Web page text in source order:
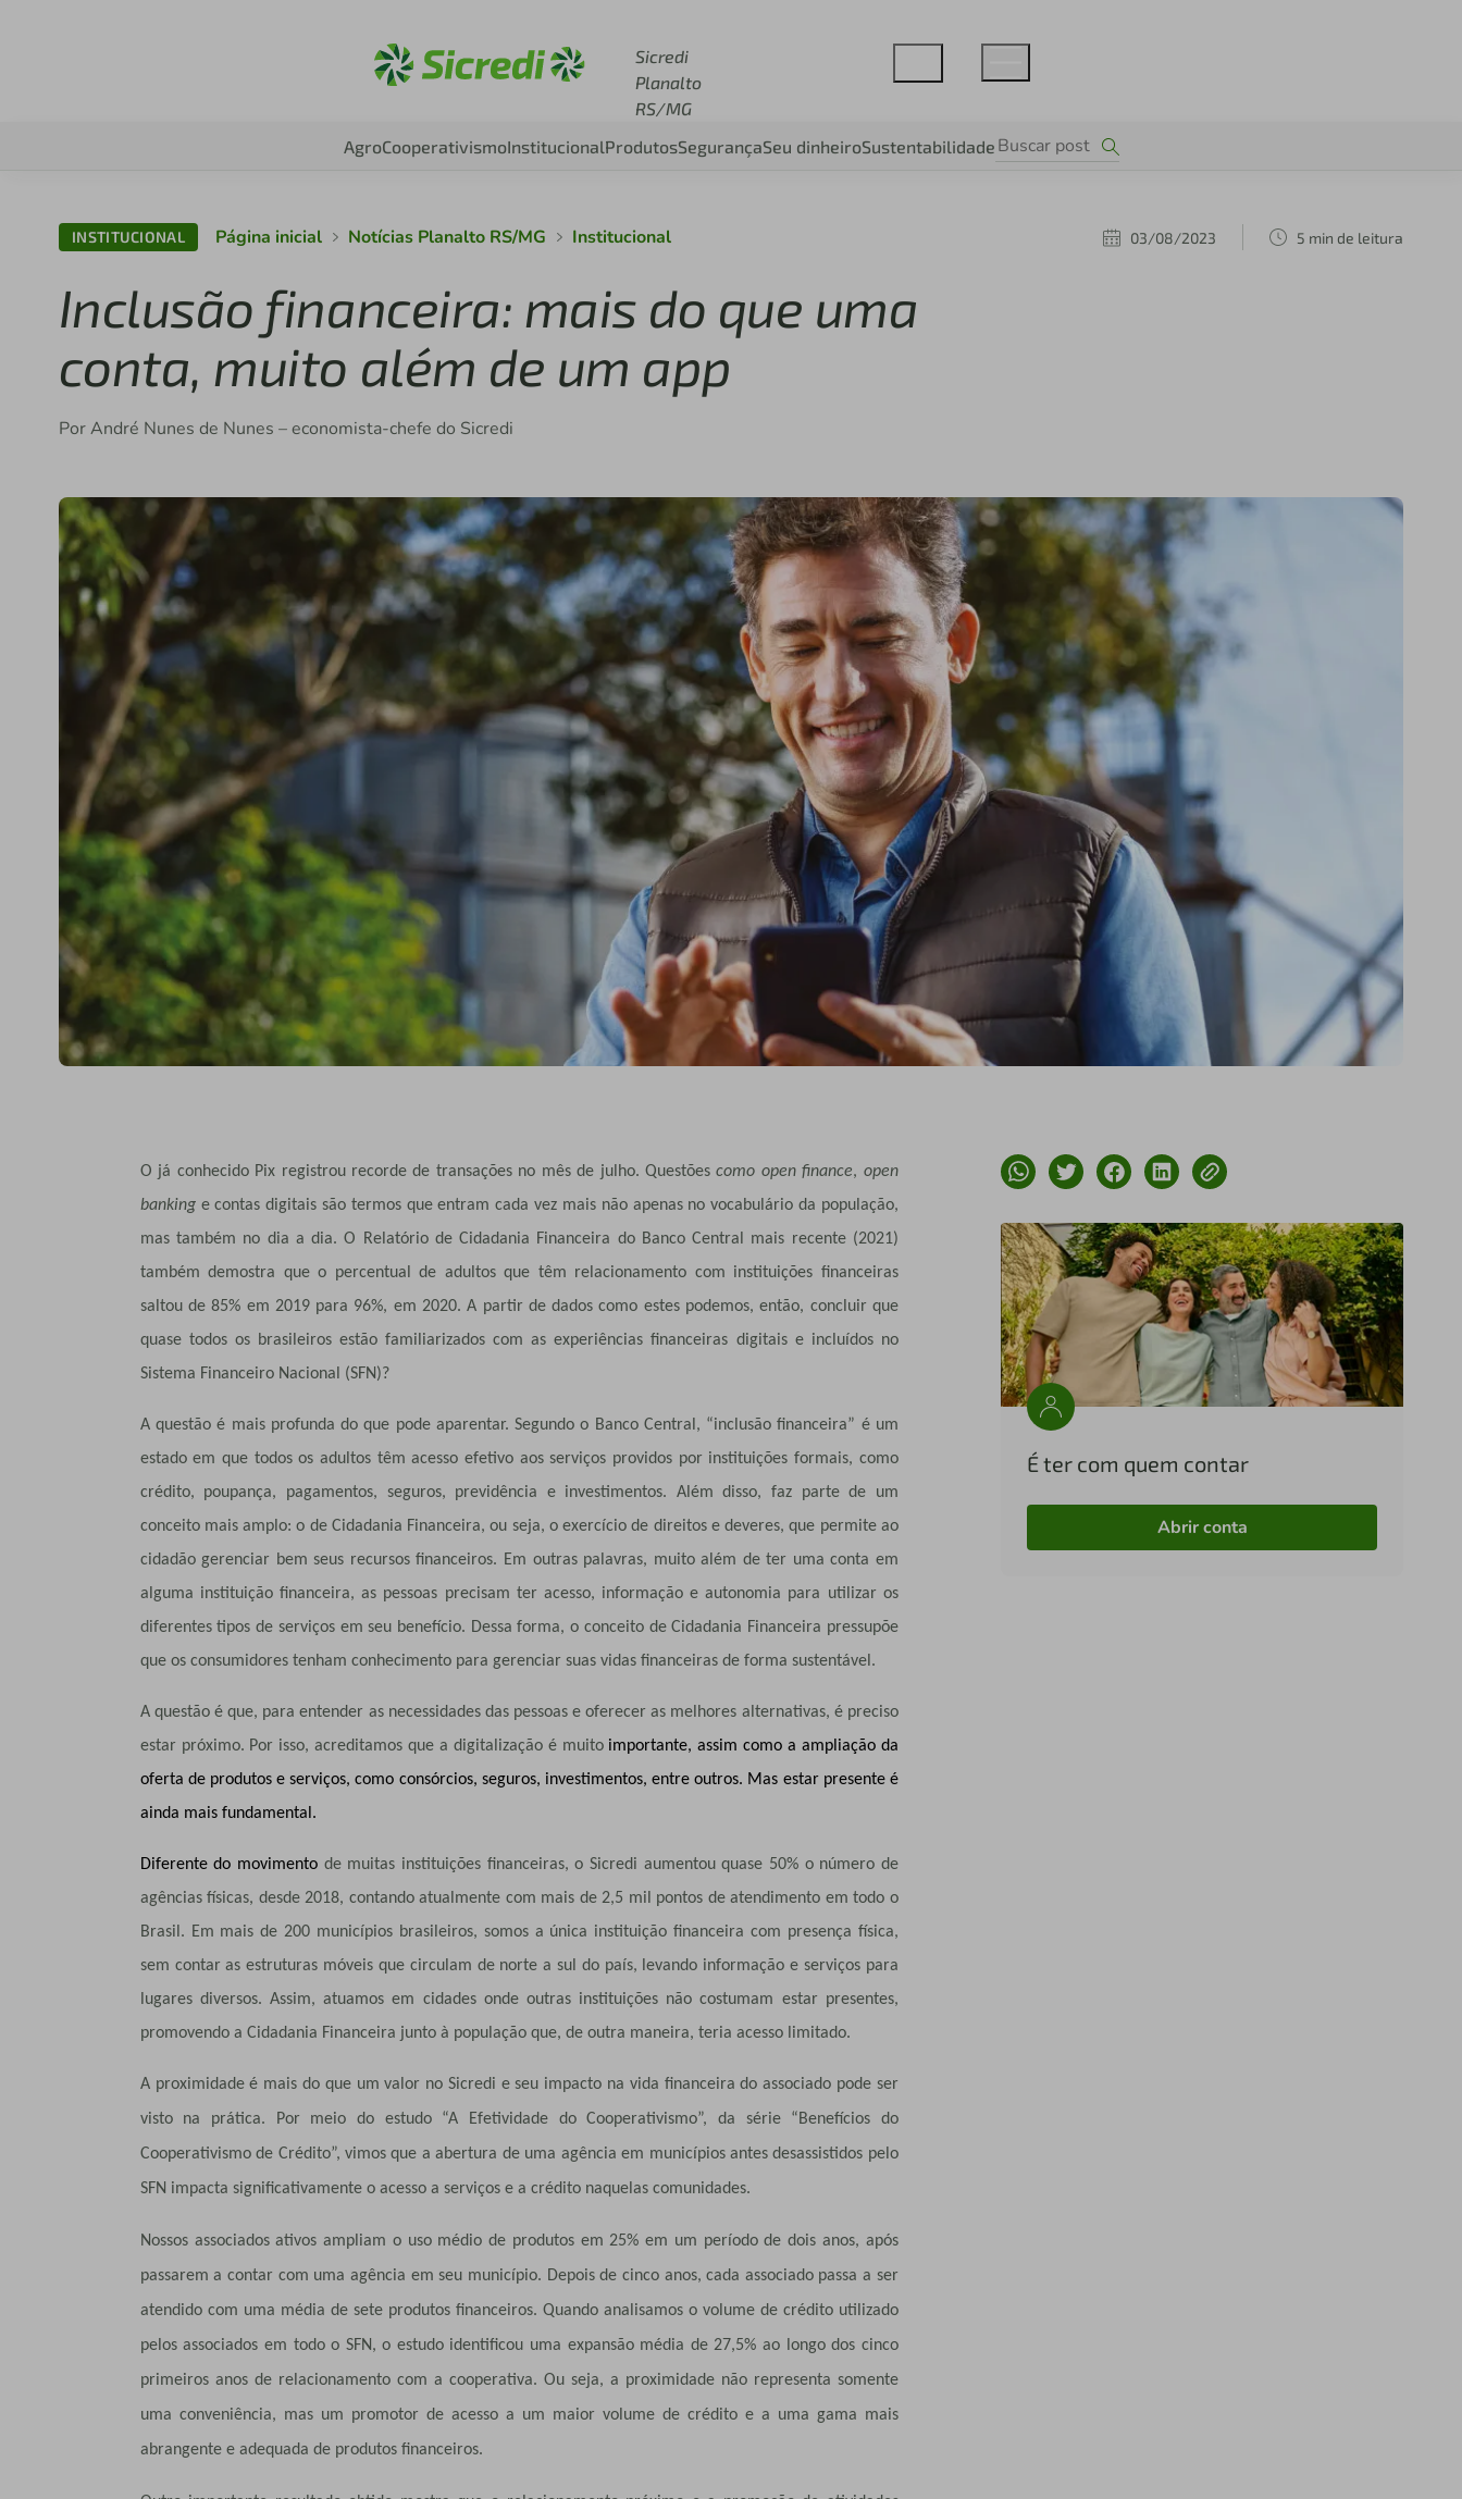
Sicredi
Planalto
RS/MG
AgroCooperativismoInstitucionalProdutosSegurançaSeu dinheiroSustentabilidade
INSTITUCIONAL Página inicial Notícias Planalto RS/MG Institucional 03/08/2023 5 min de leitura
Inclusão financeira: mais do que uma
conta, muito além de um app
Por André Nunes de Nunes – economista-chefe do Sicredi
O já conhecido Pix registrou recorde de transações no mês de julho. Questõescomo open finance, open
bankinge contas digitais são termos que entram cada vez mais não apenas no vocabulário da população,
mas também no dia a dia. O
Relatório de Cidadania Financeira do Banco Central mais recente (2021)
também demostra que o percentual de adultos que têm relacionamento com instituições financeiras
saltou de 85% em 2019 para 96%, em 2020. A partir de dados como estes podemos, então, concluir que
quase todos os brasileiros estão familiarizados com as experiências financeiras digitais e incluídos no
Sistema Financeiro Nacional (SFN)?
A questão é mais profunda do que pode aparentar. Segundo o Banco Central, “inclusão financeira” é um
estado em que todos os adultos têm acesso efetivo aos serviços providos por instituições formais, como
crédito, poupança, pagamentos, seguros, previdência e investimentos. Além disso, faz parte de um
conceito mais amplo: o de Cidadania Financeira, ou seja, o exercício de direitos e deveres, que permite ao
cidadão gerenciar bem seus recursos financeiros. Em outras palavras, muito além de ter uma conta em
alguma instituição financeira, as pessoas precisam ter acesso, informação e autonomia para utilizar os
diferentes tipos de serviços em seu benefício. Dessa forma, o conceito de Cidadania Financeira pressupõe
que os consumidores tenham conhecimento para gerenciar suas vidas financeiras de forma sustentável.
A questão é que, para entender as necessidades das pessoas e oferecer as melhores alternativas, é preciso
estar próximo. Por isso, acreditamos que a digitalização é muito importante, assim como a ampliação da
oferta de produtos e serviços, como consórcios, seguros, investimentos, entre outros. Mas estar presente é
ainda mais fundamental.
Diferente do movimento de muitas instituições financeiras, o Sicredi aumentou quase 50% o número de
agências físicas, desde 2018, contando atualmente com mais de 2,5 mil pontos de atendimento em todo o
Brasil. Em mais de 200 municípios brasileiros, somos a única instituição financeira com presença física,
sem contar as estruturas móveis que circulam de norte a sul do país, levando informação e serviços para
lugares diversos. Assim, atuamos em cidades onde outras instituições não costumam estar presentes,
promovendo a Cidadania Financeira junto à população que, de outra maneira, teria acesso limitado.
A proximidade é mais do que um valor no Sicredi e seu impacto na vida financeira do associado pode ser
visto na prática. Por meio do estudo “A Efetividade do Cooperativismo”, da série “Benefícios do
Cooperativismo de Crédito”, vimos que a abertura de uma agência em municípios antes desassistidos pelo
SFN impacta significativamente o acesso a serviços e a crédito naquelas comunidades.
Nossos associados ativos ampliam o uso médio de produtos em 25% em um período de dois anos, após
passarem a contar com uma agência em seu município. Depois de cinco anos, cada associado passa a ser
atendido com uma média de sete produtos financeiros. Quando analisamos o volume de crédito utilizado
pelos associados em todo o SFN, o estudo identificou uma expansão média de 27,5% ao longo dos cinco
primeiros anos de relacionamento com a cooperativa. Ou seja, a proximidade não representa somente
uma conveniência, mas um promotor de acesso a um maior volume de crédito e a uma gama mais
abrangente e adequada de produtos financeiros.
É ter com quem contar
Abrir conta